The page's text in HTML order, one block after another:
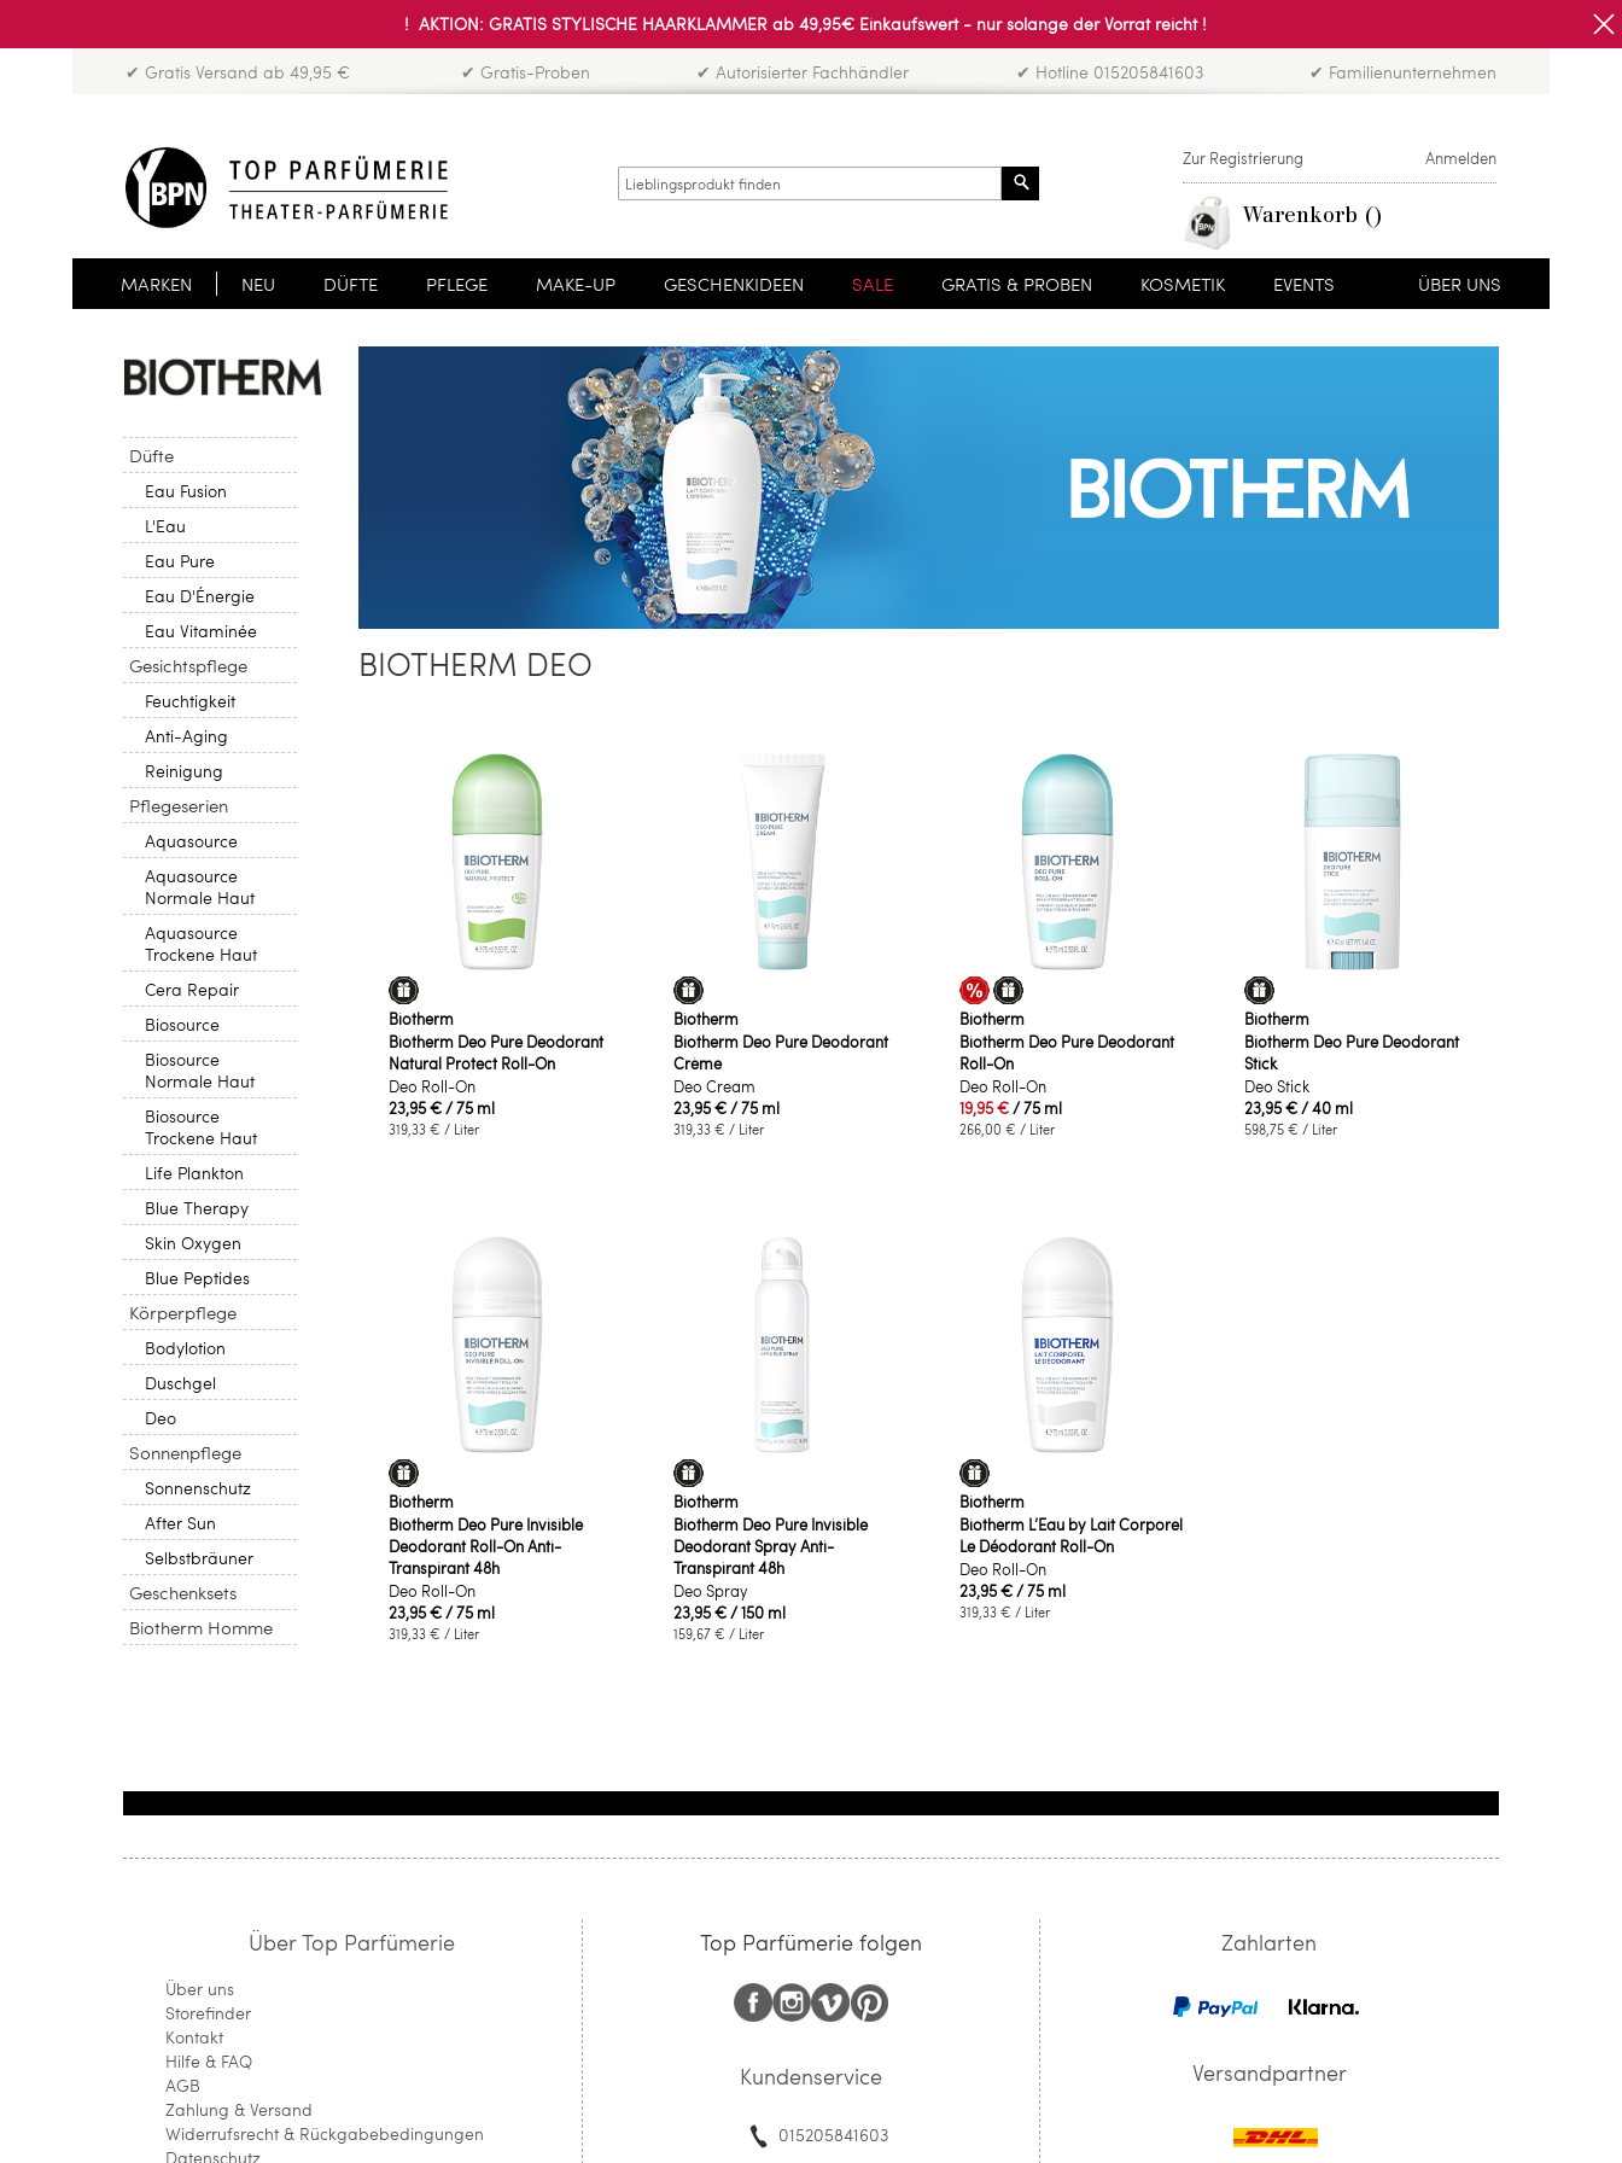
! AKTION: GRATIS STYLISCHE HAARKLAMMER ab 49,95€ Einkaufswert - nur solange der Vorrat reicht !
✔ Gratis Versand ab 49,95 € ✔ Gratis-Proben ✔ Autorisierter Fachhändler ✔ Hotline 015205841603 ✔ Familienunternehmen
Zur Registrierung Anmelden
Warenkorb
MARKEN NEU DÜFTE PFLEGE MAKE-UP GESCHENKIDEEN SALE GRATIS & PROBEN KOSMETIK EVENTS ÜBER UNS
Düfte
Eau Fusion
L'Eau
Eau Pure
Eau D'Énergie
Eau Vitaminée
Gesichtspflege
Feuchtigkeit
Anti-Aging
Reinigung
Pflegeserien
Aquasource
Aquasource
Normale Haut
Aquasource
Trockene Haut
Cera Repair
Biosource
Biosource
Normale Haut
Biosource
Trockene Haut
Life Plankton
Blue Therapy
Skin Oxygen
Blue Peptides
Körperpflege
Bodylotion
Duschgel
Deo
Sonnenpflege
Sonnenschutz
After Sun
Selbstbräuner
Geschenksets
Biotherm Homme
BIOTHERM DEO
Biotherm
Biotherm Deo Pure Deodorant
Natural Protect Roll-On
Deo Roll-On
23,95 €/ 75 ml
319,33 € / Liter
Biotherm
Biotherm Deo Pure Deodorant
Crème
Deo Cream
23,95 €/ 75 ml
319,33 € / Liter
Biotherm
Biotherm Deo Pure Deodorant
Roll-On
Deo Roll-On
19,95 €/ 75 ml
266,00 € / Liter
Biotherm
Biotherm Deo Pure Deodorant
Stick
Deo Stick
23,95 €/ 40 ml
598,75 € / Liter
Biotherm
Biotherm Deo Pure Invisible
Deodorant Roll-On Anti-
Transpirant 48h
Deo Roll-On
23,95 €/ 75 ml
319,33 € / Liter
Biotherm
Biotherm Deo Pure Invisible
Deodorant Spray Anti-
Transpirant 48h
Deo Spray
23,95 €/ 150 ml
159,67 € / Liter
Biotherm
Biotherm L’Eau by Lait Corporel
Le Déodorant Roll-On
Deo Roll-On
23,95 €/ 75 ml
319,33 € / Liter
Über Top Parfümerie
Über uns
Storefinder
Kontakt
Hilfe & FAQ
AGB
Zahlung & Versand
Widerrufsrecht & Rückgabebedingungen
Datenschutz
Top Parfümerie folgen
Kundenservice
015205841603
Zahlarten
Versandpartner